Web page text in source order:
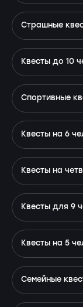
Страшные
Квесты до 10
Спортивные
Квесты на 6
Квесты на
Квесты для 9
Квесты на 5
Семейные